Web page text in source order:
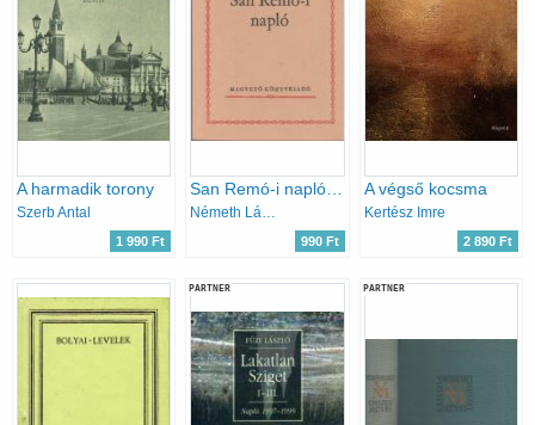
A harmadik torony
Szerb Antal
1 990 Ft 990 Ft
A végső kocsma
Kertész Imre
2 890 Ft
PARTNER PARTNER